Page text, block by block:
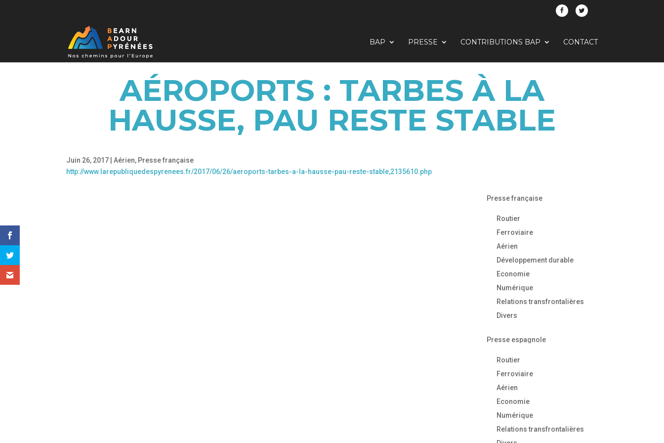
BAP PRESSE CONTRIBUTIONS BAP CONTACT
AÉROPORTS : TARBES À LA
HAUSSE, PAU RESTE STABLE
Juin 26, 2017 |Aérien, Presse française
http://www.larepubliquedespyrenees.fr/2017/06/26/aeroports-tarbes-a-la-hausse-pau-reste-stable,2135610.php
Presse française
Routier
Ferroviaire
Aérien
Développement durable
Economie
Numérique
Relations transfrontalières
Divers
Presse espagnole
Routier
Ferroviaire
Aérien
Economie
Numérique
Relations transfrontalières